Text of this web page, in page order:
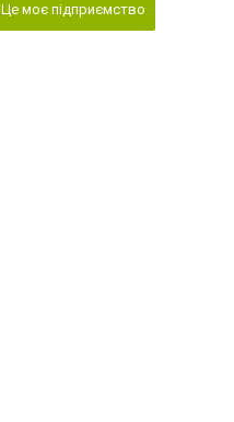
Це моє підприємство